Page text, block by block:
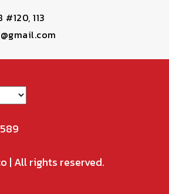
113
| All rights reserved.